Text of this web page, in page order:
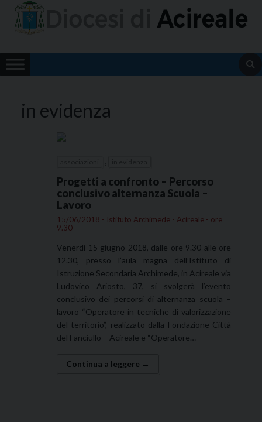
Skip
in evidenza
Progetti a confronto – Percorso
conclusivo alternanza Scuola –
Lavoro
15/06/2018 - Istituto Archimede - Acireale - ore
9.30
Venerdì 15 giugno 2018, dalle ore 9.30 alle ore
12.30, presso l’aula magna dell’Istituto di
Istruzione Secondaria Archimede, in Acireale via
Ludovico Ariosto, 37, si svolgerà l’evento
conclusivo dei percorsi di alternanza scuola –
lavoro “Operatore in tecniche di valorizzazione
del territorio”, realizzato dalla Fondazione Città
del Fanciullo - Acireale e “Operatore…
Continua a leggere →